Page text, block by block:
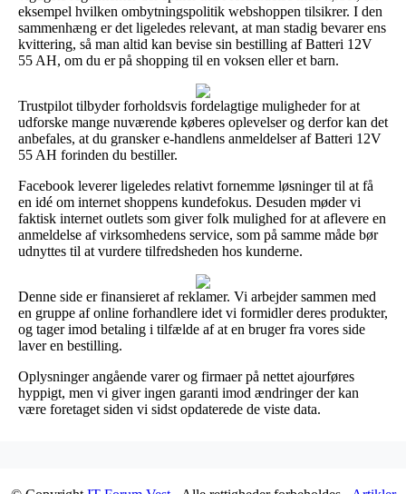
eksempel hvilken ombytningspolitik webshoppen tilsikrer. I den
sammenhæng er det ligeledes relevant, at man stadig bevarer ens
kvittering, så man altid kan bevise sin bestilling af Batteri 12V
55 AH, om du er på shopping til en voksen eller et barn.
Trustpilot tilbyder forholdsvis fordelagtige muligheder for at
udforske mange nuværende køberes oplevelser og derfor kan det
anbefales, at du gransker e-handlens anmeldelser af Batteri 12V
55 AH forinden du bestiller.
Facebook leverer ligeledes relativt fornemme løsninger til at få
en idé om internet shoppens kundefokus. Desuden møder vi
faktisk internet outlets som giver folk mulighed for at aflevere en
anmeldelse af virksomhedens service, som på samme måde bør
udnyttes til at vurdere tilfredsheden hos kunderne.
Denne side er finansieret af reklamer. Vi arbejder sammen med
en gruppe af online forhandlere idet vi formidler deres produkter,
og tager imod betaling i tilfælde af at en bruger fra vores side
laver en bestilling.
Oplysninger angående varer og firmaer på nettet ajourføres
hyppigt, men vi giver ingen garanti imod ændringer der kan
være foretaget siden vi sidst opdaterede de viste data.